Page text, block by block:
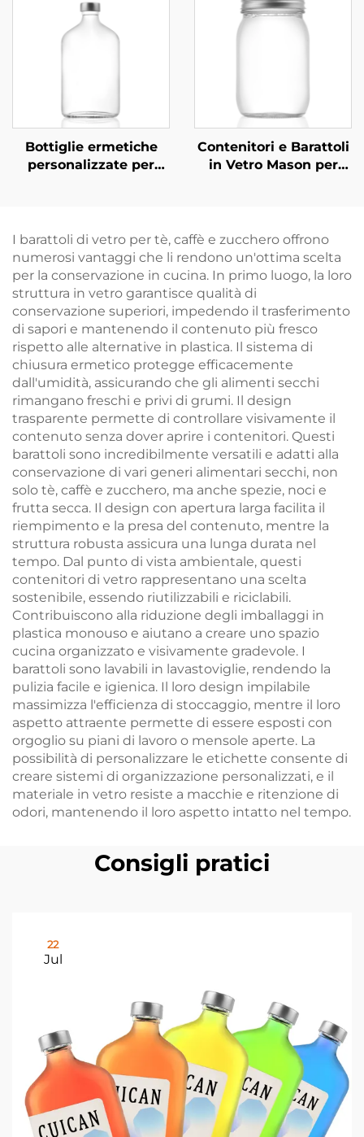
vodka, superalcolici e
bevande in vetro
caffè
Bottiglie ermetiche
personalizzate per
ml
Contenitori e Barattoli
in Vetro Mason per
500ml
I barattoli di vetro per tè, caffè e zucchero offrono
numerosi vantaggi che li rendono un'ottima scelta
per la conservazione in cucina. In primo luogo, la loro
struttura in vetro garantisce qualità di
conservazione superiori, impedendo il trasferimento
di sapori e mantenendo il contenuto più fresco
rispetto alle alternative in plastica. Il sistema di
chiusura ermetico protegge efficacemente
dall'umidità, assicurando che gli alimenti secchi
rimangano freschi e privi di grumi. Il design
trasparente permette di controllare visivamente il
contenuto senza dover aprire i contenitori. Questi
barattoli sono incredibilmente versatili e adatti alla
conservazione di vari generi alimentari secchi, non
solo tè, caffè e zucchero, ma anche spezie, noci e
frutta secca. Il design con apertura larga facilita il
riempimento e la presa del contenuto, mentre la
struttura robusta assicura una lunga durata nel
tempo. Dal punto di vista ambientale, questi
contenitori di vetro rappresentano una scelta
sostenibile, essendo riutilizzabili e riciclabili.
Contribuiscono alla riduzione degli imballaggi in
plastica monouso e aiutano a creare uno spazio
cucina organizzato e visivamente gradevole. I
barattoli sono lavabili in lavastoviglie, rendendo la
pulizia facile e igienica. Il loro design impilabile
massimizza l'efficienza di stoccaggio, mentre il loro
aspetto attraente permette di essere esposti con
orgoglio su piani di lavoro o mensole aperte. La
possibilità di personalizzare le etichette consente di
creare sistemi di organizzazione personalizzati, e il
materiale in vetro resiste a macchie e ritenzione di
odori, mantenendo il loro aspetto intatto nel tempo.
Consigli pratici
22
Jul